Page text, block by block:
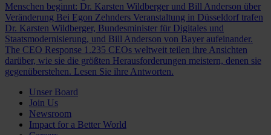
Menschen beginnt: Dr. Karsten Wildberger und Bill Anderson über
Veränderung Bei Egon Zehnders Veranstaltung in Düsseldorf trafen
Dr. Karsten Wildberger, Bundesminister für Digitales und
Staatsmodernisierung, und Bill Anderson von Bayer aufeinander.
The CEO Response 1.235 CEOs weltweit teilen ihre Ansichten
darüber, wie sie die größten Herausforderungen meistern, denen sie
gegenüberstehen. Lesen Sie ihre Antworten.
Unser Board
Join Us
Newsroom
Impact for a Better World